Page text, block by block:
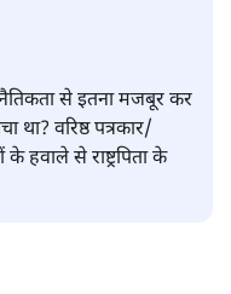
नैतिकता से इतना मजबूर कर
था? वरिष्ठ पत्रकार/
हवाले से राष्ट्रपिता के